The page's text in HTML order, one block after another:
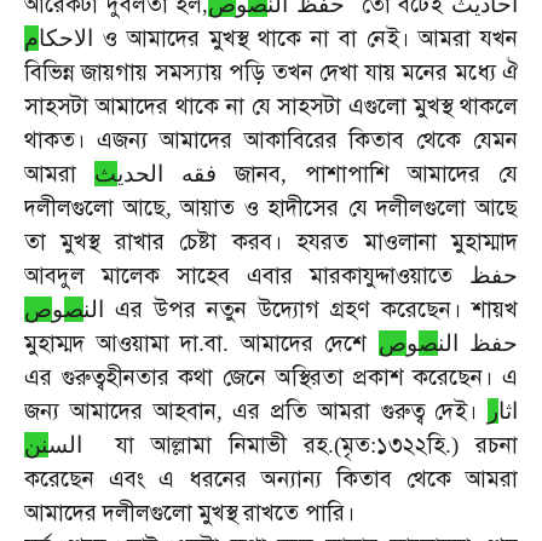
الاحكام ও আমাদের মুখস্থ থাকে না বা নেই। আমরা যখন
বিভিন্ন জায়গায় সমস্যায় পড়ি তখন দেখা যায় মনের মধ্যে ঐ
সাহসটা আমাদের থাকে না যে সাহসটা এগুলো মুখস্থ থাকলে
থাকত। এজন্য আমাদের আকাবিরের কিতাব থেকে যেমন
আমরা
فقه الحديث জানব, পাশাপাশি আমাদের
যে
দলীলগুলো আছে,আয়াত ও হাদীসের যে দলীলগুলো আছে
তা মুখস্থ রাখার চেষ্টা করব। হযরত মাওলানা মুহাম্মাদ
আবদুল
মালেক সাহেব এবার মারকাযুদ্দাওয়াতে
حفظ
النصوص এর উপর নতুন উদ্যোগ গ্রহণ করেছেন। শায়খ
মুহাম্মদ আওয়ামা দা.বা.আমাদের দেশে حفظ النصوص
এর গুরুত্বহীনতার কথা জেনে অস্থিরতা প্রকাশ করেছেন। এ
জন্য আমাদের আহবান,এর প্রতি আমরা গুরুত্ব দেই। اثار
السنن যা আল্লামা নিমাভী রহ.(মৃত:১৩২২হি.)রচনা
করেছেন এবং এ ধরনের অন্যান্য কিতাব থেকে আমরা
আমাদের দলীলগুলো মুখস্থ রাখতে পারি।